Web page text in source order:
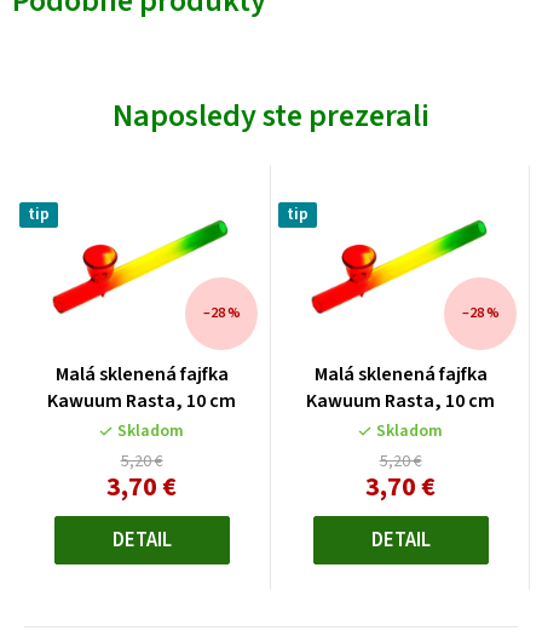
Naposledy ste prezerali
tip
Malá sklenená fajfka
Kawuum Rasta, 10 cm
Skladom
5,20 €
–28 %
3,70 €
DETAIL
tip
Malá sklenená fajfka
Kawuum Rasta, 10 cm
Skladom
5,20 €
–28 %
3,70 €
DETAIL